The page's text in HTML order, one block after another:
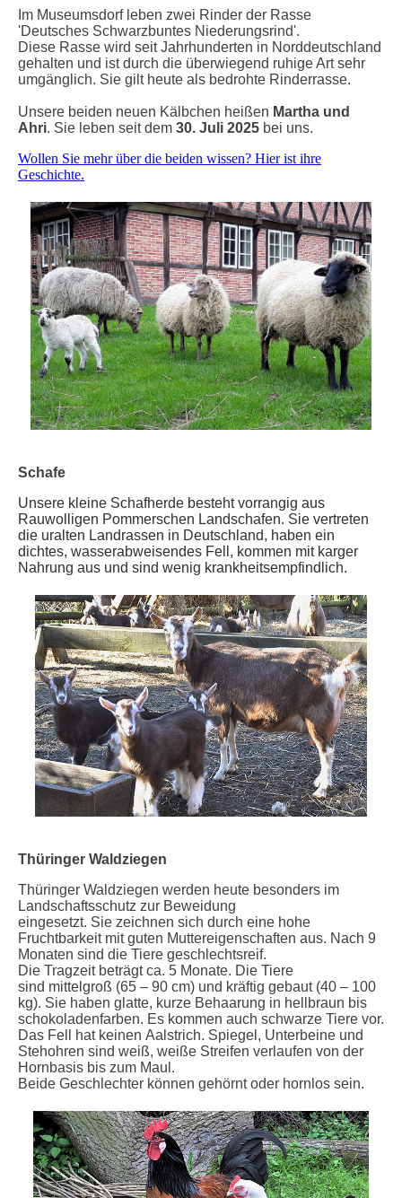
Im Museumsdorf leben zwei Rinder der Rasse
'Deutsches Schwarzbuntes Niederungsrind'.
Diese Rasse wird seit Jahrhunderten in Norddeutschland
gehalten und ist durch die überwiegend ruhige Art sehr
umgänglich. Sie gilt heute als bedrohte Rinderrasse.
Unsere beiden neuen Kälbchen heißen Martha und
Ahri. Sie leben seit dem 30. Juli 2025 bei uns.
Wollen Sie mehr über die beiden wissen? Hier ist ihre
Geschichte.
Schafe
Unsere kleine Schafherde besteht vorrangig aus
Rauwolligen Pommerschen Landschafen. Sie vertreten
die uralten Landrassen in Deutschland, haben ein
dichtes, wasserabweisendes Fell, kommen mit karger
Nahrung aus und sind wenig krankheitsempfindlich.
Thüringer Waldziegen
Thüringer Waldziegen werden heute besonders im
Landschaftsschutz zur Beweidung
eingesetzt. Sie zeichnen sich durch eine hohe
Fruchtbarkeit mit guten Muttereigenschaften aus. Nach 9
Monaten sind die Tiere geschlechtsreif.
Die Tragzeit beträgt ca. 5 Monate. Die Tiere
sind mittelgroß (65 – 90 cm) und kräftig gebaut (40 – 100
kg). Sie haben glatte, kurze Behaarung in hellbraun bis
schokoladenfarben. Es kommen auch schwarze Tiere vor.
Das Fell hat keinen Aalstrich. Spiegel, Unterbeine und
Stehohren sind weiß, weiße Streifen verlaufen von der
Hornbasis bis zum Maul.
Beide Geschlechter können gehörnt oder hornlos sein.